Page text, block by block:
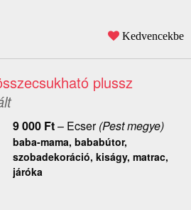
Kedvencekbe
plussz
9 000 Ft– Ecser(Pest megye)
baba-mama, bababútor,
szobadekoráció, kiságy, matrac,
járóka